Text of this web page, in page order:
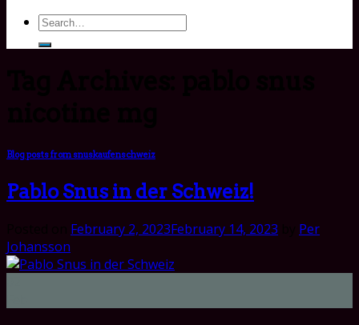
Search
for:
Blog posts from snuskaufenschweiz
Pablo Snus in der Schweiz!
February 2, 2023February 14, 2023
Per
Johansson